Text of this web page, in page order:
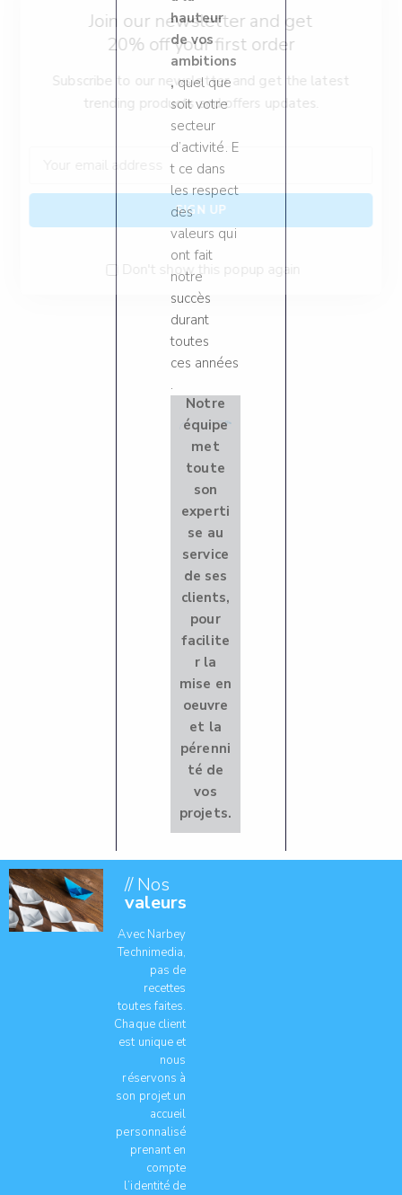
hauteur
de vos
ambitions
, quel que
soit votre
secteur
d’activité. E
t ce dans
les respect
des
valeurs qui
ont fait
notre
succès
durant
toutes
ces années
.
Notre
équipe
met
toute
son
experti
se au
service
de ses
clients,
pour
facilite
r la
mise en
oeuvre
et la
pérenni
té de
vos
projets.
// Nos
valeurs
Avec Narbey
Technimedia,
pas de
recettes
toutes faites.
Chaque client
est unique et
nous
réservons à
son projet un
accueil
personnalisé
prenant en
compte
l’identité de
Join our newsletter and get
20% off your first order
Subscribe to our newsletter and get the latest
trending products and offers updates.
Don't show this popup again